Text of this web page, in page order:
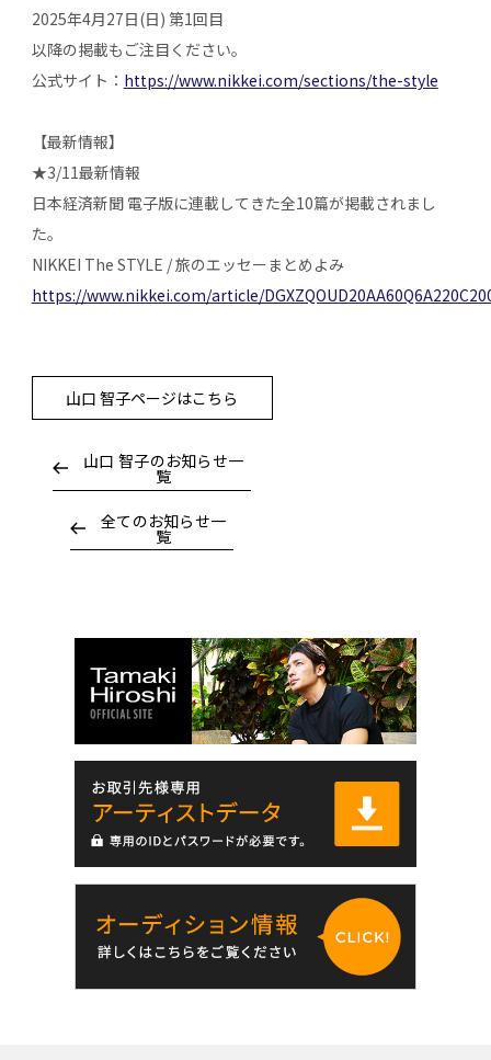
2025年4月27日(日) 第1回目
以降の掲載もご注目ください。
公式サイト： https://www.nikkei.com/sections/the-style
【最新情報】
★3/11最新情報
日本経済新聞 電子版に連載してきた全10篇が掲載されまし
た。
NIKKEI The STYLE / 旅のエッセーまとめよみ
https://www.nikkei.com/article/
山口 智子ページはこちら
山口 智子のお知らせ一
覧
全てのお知らせ一
覧